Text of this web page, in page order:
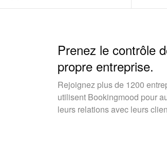
Prenez le contrôle
propre entreprise.
Rejoignez plus de 1200
utilisent Bookingmood pour
leurs relations avec leurs